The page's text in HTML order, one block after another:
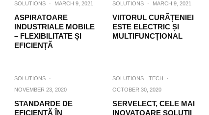
SOLUTIONS · MARCH 9, 2021
ASPIRATOARE
INDUSTRIALE MOBILE
– FLEXIBILITATE ȘI
EFICIENȚÃ
SOLUTIONS · MARCH 9, 2021
VIITORUL CURÃȚENIEI
ESTE ELECTRIC ȘI
MULTIFUNCȚIONAL
SOLUTIONS
·
NOVEMBER 23, 2020
STANDARDE DE
EFICIENȚÃ ÎN
SOLUTIONS TECH
·
OCTOBER 30, 2020
SERVELECT, CELE MAI
INOVATOARE SOLUȚII